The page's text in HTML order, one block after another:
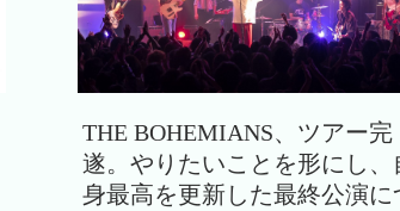
THE BOHEMIANS、ツアー完
遂。やりたいことを形にし、
身最高を更新した最終公演に